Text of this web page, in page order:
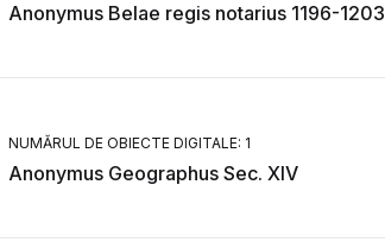
Anonymus Belae regis notarius 1196-1203
NUMĂRUL DE OBIECTE DIGITALE: 1
Anonymus Geographus Sec. XIV